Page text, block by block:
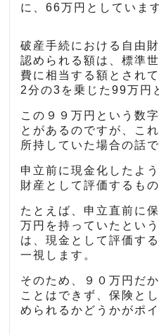
に、66万円としていま
破産手続における自由
認められる額は、標準
費に相当する額とされ
2分の3を乗じた99万円
この９９万円という数
とがあるのですが、こ
所持していた場合の話で
申立前に現金化したよ
財産として評価するも
たとえば、申立直前に
万円を持っていたとい
は、現金として評価す
一視します。
そのため、９０万円だ
ことはできず、保険と
められるかどうかがポ